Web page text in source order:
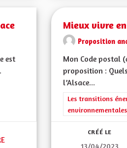
est
Mieux vivre
Proposition
Mon Code postal
proposition :
l’Alsace...
Filtrer les
Les transitions
CRÉÉ LE